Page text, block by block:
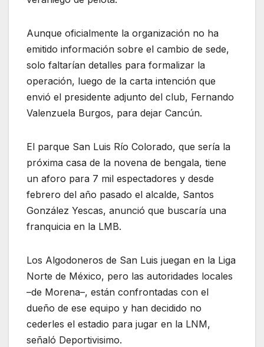
Aunque oficialmente la organización no ha
emitido información sobre el cambio de sede,
solo faltarían detalles para formalizar la
operación, luego de la carta intención que
envió el presidente adjunto del club, Fernando
Valenzuela Burgos, para dejar Cancún.
El parque San Luis Río Colorado, que sería la
próxima casa de la novena de bengala, tiene
un aforo para 7 mil espectadores y desde
febrero del año pasado el alcalde, Santos
González Yescas, anunció que buscaría una
franquicia en la LMB.
Los Algodoneros de San Luis juegan en la Liga
Norte de México, pero las autoridades locales
–de Morena–, están confrontadas con el
dueño de ese equipo y han decidido no
cederles el estadio para jugar en la LNM,
señaló Deportivisimo.